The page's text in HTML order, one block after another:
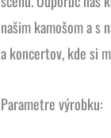
našim kamošom a s
a koncertov, kde si
Parametre výrobku: